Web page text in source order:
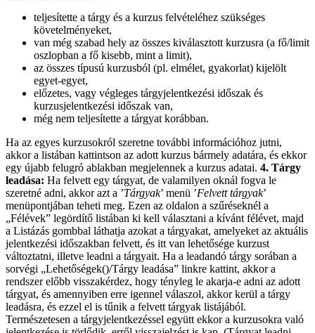
teljesítette a tárgy és a kurzus felvételéhez szükséges
követelményeket,
van még szabad hely az összes kiválasztott kurzusra (a fő/limit
oszlopban a fő kisebb, mint a limit),
az összes típusú kurzusból (pl. elmélet, gyakorlat) kijelölt
egyet-egyet,
előzetes, vagy végleges tárgyjelentkezési időszak és
kurzusjelentkezési időszak van,
még nem teljesítette a tárgyat korábban.
Ha az egyes kurzusokról szeretne további információhoz jutni,
akkor a listában kattintson az adott kurzus bármely adatára, és ekkor
egy újabb felugró ablakban megjelennek a kurzus adatai. 4. Tárgy
leadása: Ha felvett egy tárgyat, de valamilyen oknál fogva le
szeretné adni, akkor azt a ’Tárgyak’ menü ’Felvett tárgyak’
menüpontjában teheti meg. Ezen az oldalon a szűréseknél a
„Félévek” legördítő listában ki kell választani a kívánt félévet, majd
a Listázás gombbal láthatja azokat a tárgyakat, amelyeket az aktuális
jelentkezési időszakban felvett, és itt van lehetősége kurzust
változtatni, illetve leadni a tárgyait. Ha a leadandó tárgy sorában a
sorvégi „Lehetőségek()/Tárgy leadása” linkre kattint, akkor a
rendszer előbb visszakérdez, hogy tényleg le akarja-e adni az adott
tárgyat, és amennyiben erre igennel válaszol, akkor kerül a tárgy
leadásra, és ezzel el is tűnik a felvett tárgyak listájából.
Természetesen a tárgyjelentkezéssel együtt ekkor a kurzusokra való